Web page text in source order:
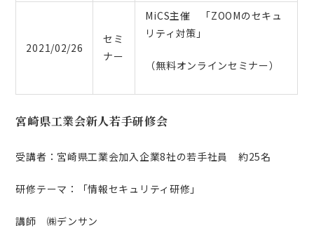
2021/02/26
セミ
ナー
MiCS主催 「ZOOMのセキュ
リティ対策」
（無料オンラインセミナー）
宮崎県工業会新人若手研修会
受講者：宮崎県工業会加入企業8社の若手社員 約25名
研修テーマ：「情報セキュリティ研修」
講師 ㈱デンサン